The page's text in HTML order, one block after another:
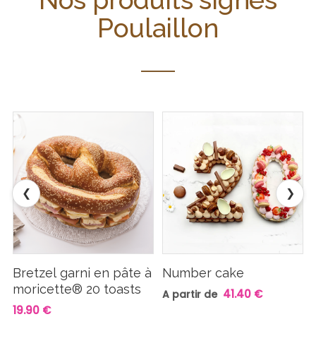
Poulaillon
Bretzel garni en pâte à
moricette® 20 toasts
19.90 €
Number cake
A partir de 41.40 €
❮ ❯